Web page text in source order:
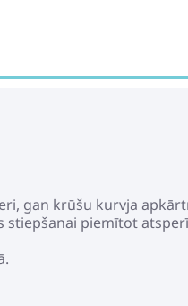
gan krūšu kurvja
stiepšanai piemītot